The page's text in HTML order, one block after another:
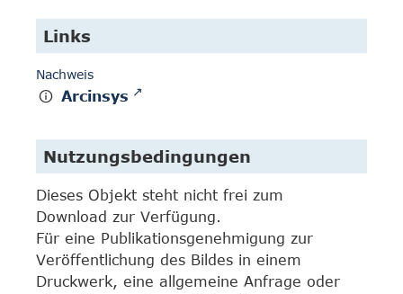
Links
Nachweis
Arcinsys
Nutzungsbedingungen
Dieses Objekt steht nicht frei zum
Download zur Verfügung.
Für eine Publikationsgenehmigung zur
Veröffentlichung des Bildes in einem
Druckwerk, eine allgemeine Anfrage oder